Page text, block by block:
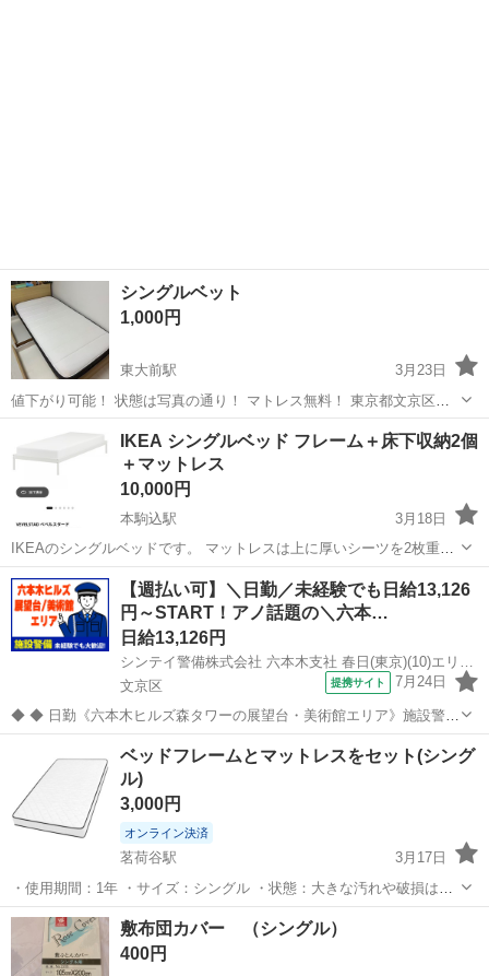
シングルベット
1,000円
東大前駅
3月23日
値下がり可能！ 状態は写真の通り！ マトレス無料！ 東京都文京区向
丘! plus：板橋区優先！ こちらはお車をお持ちでしょうか。 もしお住
まいが私の日越し先（板橋区）と近いだったら、31日に一緒に少ない
家具を運んでいた...
文京区
IKEA シングルベッド フレーム＋床下収納2個
＋マットレス
10,000円
本駒込駅
3月18日
IKEAのシングルベッドです。 マットレスは上に厚いシーツを2枚重ね
て使っていました。売却用に業者にクリーニングもしてもらっていま
す。 ・ベッドフレーム ・床下収納 2個 ・マットレス のセットになり
ます。（...
東京 文京区 本駒込駅 ベッド フレーム
【週払い可】＼日勤／未経験でも日給13,126
円～START！アノ話題の＼六本…
日給13,126円
文京区
提携サイト 7月24日
◆ ◆ 日勤《六本木ヒルズ森タワーの展望台・美術館エリア》施設警備
のお仕事！ 室内勤務だから天候に左右されずに 勤務出来る環境です♪
日勤のみ＆週3日～OKだから プライベートも大事にしながら働けま
す！ ＼未経験スター...
警備員
ベッドフレームとマットレスをセット(シング
ル)
3,000円
オンライン決済
茗荷谷駅
3月17日
・使用期間：1年 ・サイズ：シングル ・状態：大きな汚れや破損はあ
りません 取引可能期間： 4月10日〜4月13日（昼間） この期間内に引
き取りに来ていただける方を優先します。 引っ越しのため出品しま
す。 最寄り駅は...
東京 文京区 茗荷谷駅 シングル
敷布団カバー （シングル）
400円